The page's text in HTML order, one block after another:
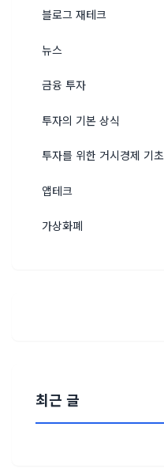
블로그 재테크
뉴스
금융 투자
투자의 기본 상식
투자를 위한 거시경제 기초
앱테크
가상화폐
최근 글